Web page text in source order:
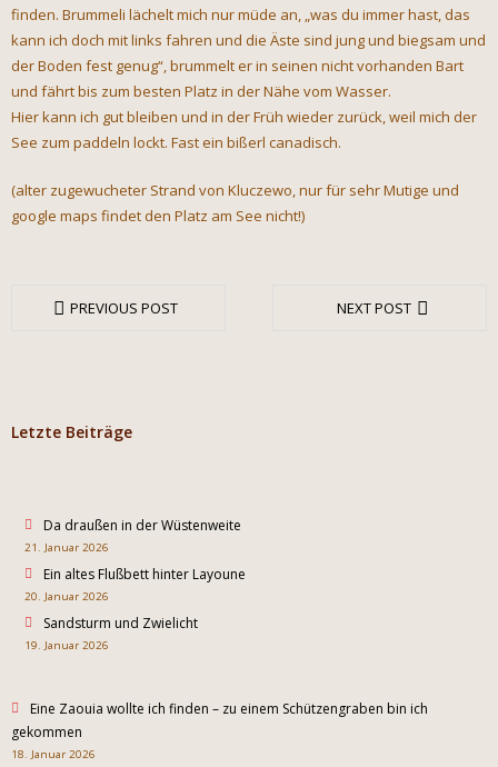
finden. Brummeli lächelt mich nur müde an, „was du immer hast, das
kann ich doch mit links fahren und die Äste sind jung und biegsam und
der Boden fest genug“, brummelt er in seinen nicht vorhanden Bart
und fährt bis zum besten Platz in der Nähe vom Wasser.
Hier kann ich gut bleiben und in der Früh wieder zurück, weil mich der
See zum paddeln lockt. Fast ein bißerl canadisch.
(alter zugewucheter Strand von Kluczewo, nur für sehr Mutige und
google maps findet den Platz am See nicht!)
PREVIOUS POST NEXT POST
Letzte Beiträge
Da draußen in der Wüstenweite
21. Januar 2026
Ein altes Flußbett hinter Layoune
20. Januar 2026
Sandsturm und Zwielicht
19. Januar 2026
Eine Zaouia wollte ich finden – zu einem Schützengraben bin ich
gekommen
18. Januar 2026